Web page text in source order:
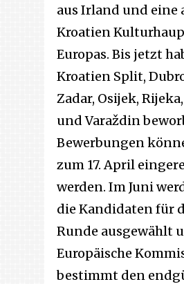
aus Irland und eine
Kroatien
Europas. Bis jetzt
Kroatien Split,
Zadar, Osijek,
und Varaždin
Bewerbungen
zum 17. April
werden. Im Juni
die Kandidaten für
Runde ausgewählt
Europäische
bestimmt den